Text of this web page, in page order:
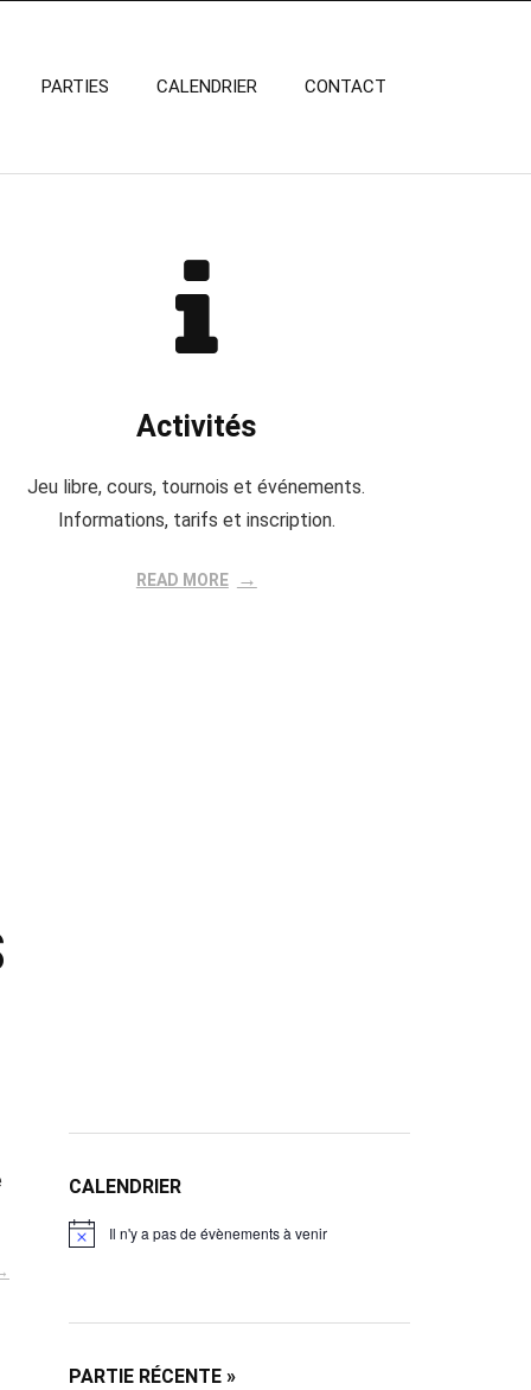
PARTIES CALENDRIER CONTACT
Activités
Jeu libre, cours, tournois et événements.
Informations, tarifs et inscription.
READ MORE
CALENDRIER
N
Il n'y a pas de évènements à venir
PARTIE RÉCENTE»